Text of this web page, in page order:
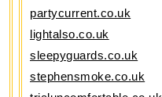
partycurrent.co.uk
lightalso.co.uk
sleepyguards.co.uk
stephensmoke.co.uk